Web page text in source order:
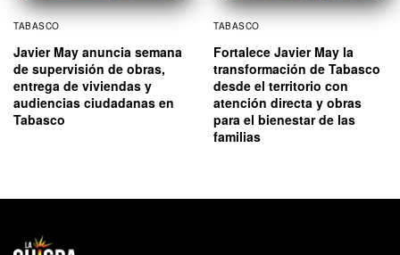
TABASCO
Javier May anuncia semana
de supervisión de obras,
entrega de viviendas y
audiencias ciudadanas en
Tabasco
TABASCO
Fortalece Javier May la
transformación de Tabasco
desde el territorio con
atención directa y obras
para el bienestar de las
familias